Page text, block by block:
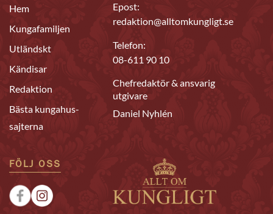
Hem
Kungafamiljen
Utländskt
Kändisar
Redaktion
Bästa kungahus-
sajterna
Epost:
redaktion@alltomkungligt.se
Telefon:
08-611 90 10
Chefredaktör & ansvarig
utgivare
Daniel Nyhlén
FÖLJ OSS